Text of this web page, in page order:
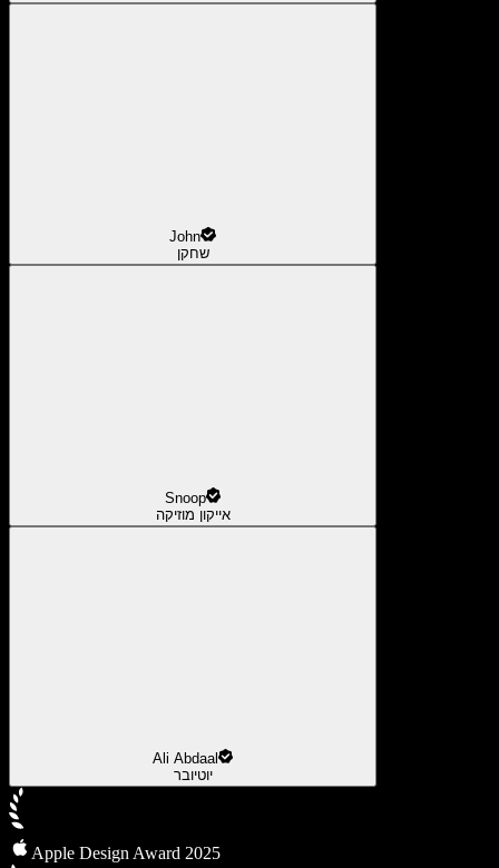
John
שחקן
Snoop
אייקון מוזיקה
Ali Abdaal
יוטיובר
Apple Design Award 2025